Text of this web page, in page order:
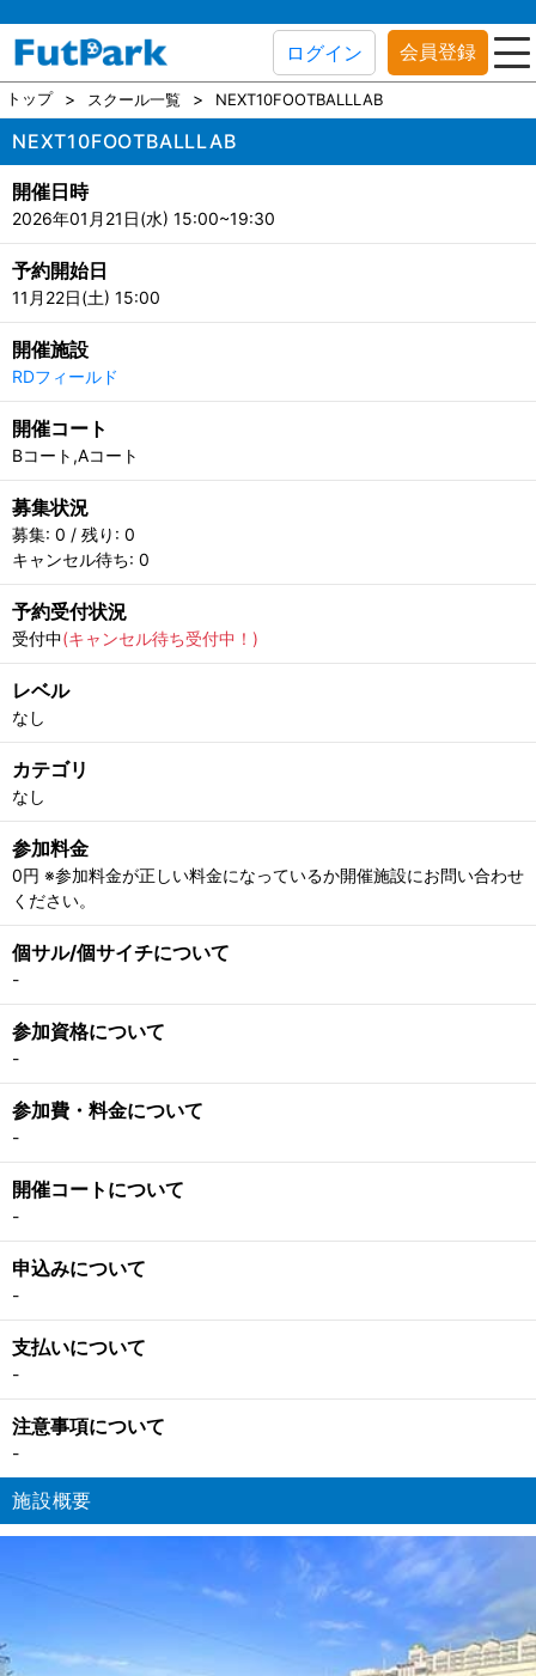
ログイン 会員登録
トップ スクール一覧 NEXT10FOOTBALLLAB
NEXT10FOOTBALLLAB
開催日時
2026年01月21日(水) 15:00~19:30
予約開始日
11月22日(土) 15:00
開催施設
RDフィールド
開催コート
Bコート,Aコート
募集状況
募集: 0 / 残り: 0
キャンセル待ち: 0
予約受付状況
受付中(キャンセル待ち受付中！)
レベル
なし
カテゴリ
なし
参加料金
0円 ※参加料金が正しい料金になっているか開催施設にお問い合わせ
ください。
個サル/個サイチについて
-
参加資格について
-
参加費・料金について
-
開催コートについて
-
申込みについて
-
支払いについて
-
注意事項について
-
施設概要